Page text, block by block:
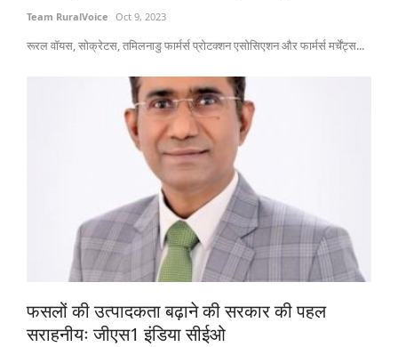
Agriculture Conclave and NACOF
Hindi
Team RuralVoice Oct 9, 2023
रूरल वॉयस, सोक्रेटस, तमिलनाडु फार्मर्स प्रोटक्शन एसोसिएशन और फार्मर्स मर्चेंट्स...
फसलों की उत्पादकता बढ़ाने की सरकार की पहल
सराहनीयः जीएस1 इंडिया सीईओ